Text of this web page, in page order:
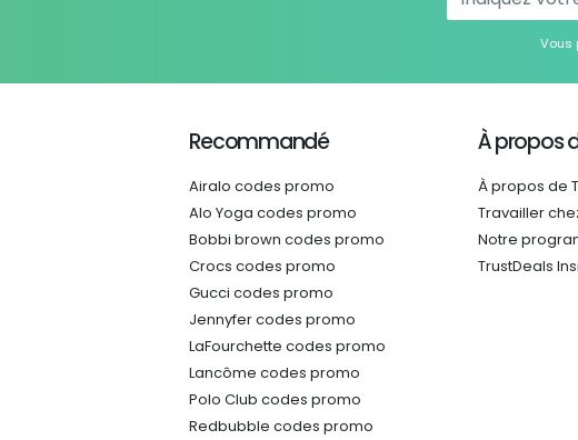
Vous
Recommandé
Airalo codes promo
Alo Yoga codes promo
Bobbi brown codes promo
Crocs codes promo
Gucci codes promo
Jennyfer codes promo
LaFourchette codes promo
Lancôme codes promo
Polo Club codes promo
Redbubble codes promo
À propos
À propos de
Travailler
Notre
TrustDeals